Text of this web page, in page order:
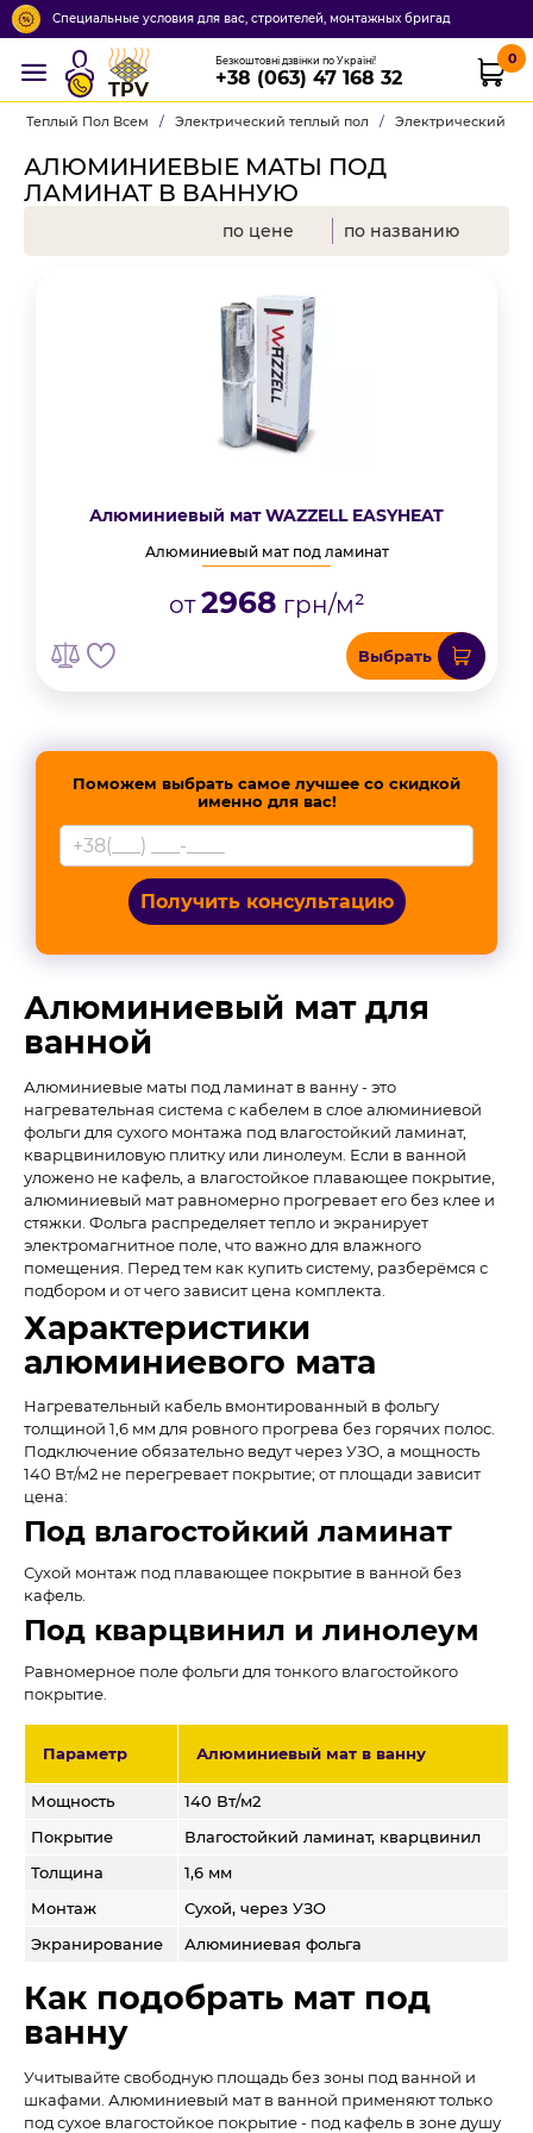
Специальные условия для вас, строителей, монтажных бригад
TPV
Безкоштовні дзвінки по Україні!
+38 (063) 47 168 32
0
Теплый Пол Всем / Электрический теплый пол / Электрический
АЛЮМИНИЕВЫЕ МАТЫ ПОД
ЛАМИНАТ В ВАННУЮ
по цене по названию
Алюминиевый мат WAZZELL EASYHEAT
Алюминиевый мат под ламинат
от2968 грн/м²
Выбрать
Поможем выбрать самое лучшее со скидкой
именно для вас!
Получить консультацию
Алюминиевый мат для
ванной
Алюминиевые маты под ламинат в ванну - это
нагревательная система с кабелем в слое алюминиевой
фольги для сухого монтажа под влагостойкий ламинат,
кварцвиниловую плитку или линолеум. Если в ванной
уложено не кафель, а влагостойкое плавающее покрытие,
алюминиевый мат равномерно прогревает его без клее и
стяжки. Фольга распределяет тепло и экранирует
электромагнитное поле, что важно для влажного
помещения. Перед тем как купить систему, разберёмся с
подбором и от чего зависит цена комплекта.
Характеристики
алюминиевого мата
Нагревательный кабель вмонтированный в фольгу
толщиной 1,6 мм для ровного прогрева без горячих полос.
Подключение обязательно ведут через УЗО, а мощность
140 Вт/м2 не перегревает покрытие; от площади зависит
цена:
Под влагостойкий ламинат
Сухой монтаж под плавающее покрытие в ванной без
кафель.
Под кварцвинил и линолеум
Равномерное поле фольги для тонкого влагостойкого
покрытие.
Параметр Алюминиевый мат в ванну
Мощность
140 Вт/м2
Покрытие
Влагостойкий ламинат, кварцвинил
Толщина
1,6 мм
Монтаж
Сухой, через УЗО
Экранирование
Алюминиевая фольга
Как подобрать мат под
ванну
Учитывайте свободную площадь без зоны под ванной и
шкафами. Алюминиевый мат в ванной применяют только
под сухое влагостойкое покрытие - под кафель в зоне душу